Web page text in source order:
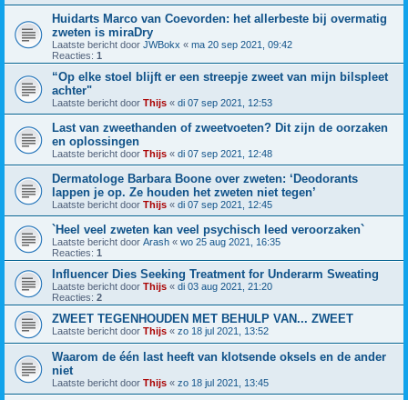
Huidarts Marco van Coevorden: het allerbeste bij overmatig
zweten is miraDry
Laatste bericht door JWBokx « ma 20 sep 2021, 09:42
Reacties: 1
“Op elke stoel blijft er een streepje zweet van mijn bilspleet
achter"
Laatste bericht door Thijs « di 07 sep 2021, 12:53
Last van zweethanden of zweetvoeten? Dit zijn de oorzaken
en oplossingen
Laatste bericht door Thijs « di 07 sep 2021, 12:48
Dermatologe Barbara Boone over zweten: ‘Deodorants
lappen je op. Ze houden het zweten niet tegen’
Laatste bericht door Thijs « di 07 sep 2021, 12:45
`Heel veel zweten kan veel psychisch leed veroorzaken`
Laatste bericht door Arash « wo 25 aug 2021, 16:35
Reacties: 1
Influencer Dies Seeking Treatment for Underarm Sweating
Laatste bericht door Thijs « di 03 aug 2021, 21:20
Reacties: 2
ZWEET TEGENHOUDEN MET BEHULP VAN... ZWEET
Laatste bericht door Thijs « zo 18 jul 2021, 13:52
Waarom de één last heeft van klotsende oksels en de ander
niet
Laatste bericht door Thijs « zo 18 jul 2021, 13:45